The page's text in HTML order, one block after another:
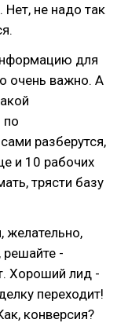
Нет, не надо так
для
очень важно. А
по
разберутся,
и 10 рабочих
трясти базу
желательно,
решайте -
Хороший лид -
переходит!
конверсия?